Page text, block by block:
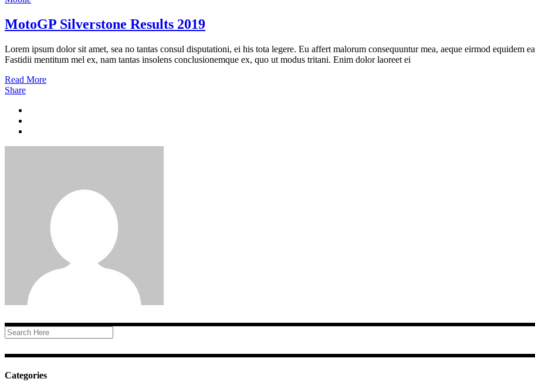
MotoGP Silverstone Results 2019
Lorem ipsum dolor sit amet, sea no tantas consul disputationi, ei his tota legere. Eu affert malorum consequuntur mea, aeque eirmod equidem
Fastidii mentitum mel ex, nam tantas insolens conclusionemque ex, quo ut modus tritani. Enim dolor laoreet ei
Read More
Share
Categories